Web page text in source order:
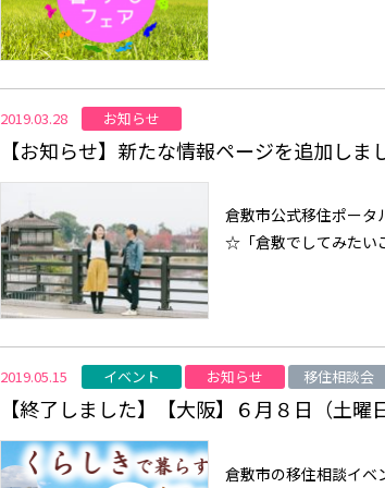
2019.03.28 お知らせ
【お知らせ】新たな情報ページを追加しま
倉敷市公式移住ポータ
☆「倉敷でしてみたい
2019.05.15 イベント お知らせ 移住相談会
【終了しました】【大阪】６月８日（土
倉敷市の移住相談イベ